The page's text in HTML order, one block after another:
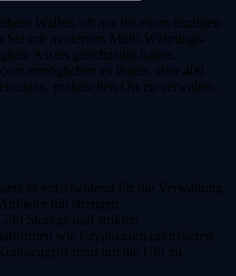
Wallets oft nur für einen einzigen
Sie mit modernen Multi-Währungs-
Assets gleichzeitig halten.
ermöglichen es Ihnen, über 400
praktischen Ort zu verwalten.
ist entscheidend für die Verwaltung
mit strengen
Storage und strikten
wie Crypto.com priorisieren
rund um die Uhr zu